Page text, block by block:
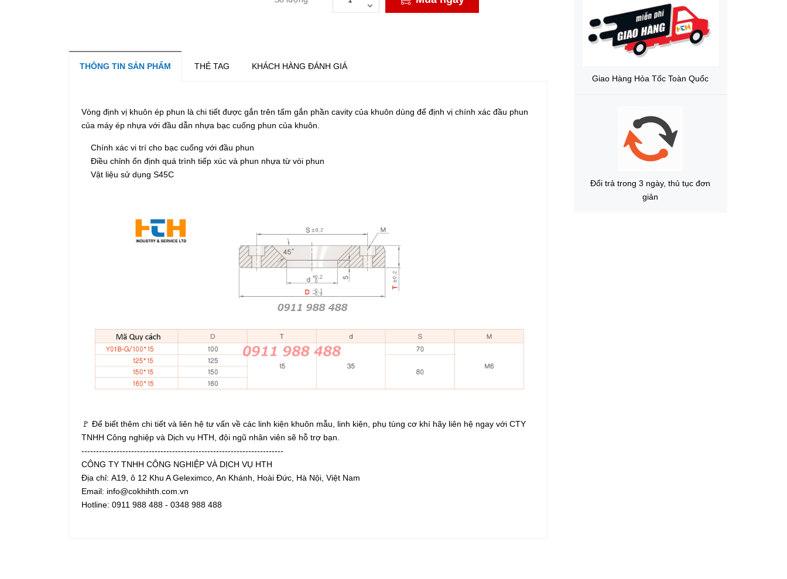
THÔNG TIN SẢN PHẨM THẺ TAG KHÁCH HÀNG ĐÁNH GIÁ
Vòng định vị khuôn ép phun là chi tiết được gắn trên tấm gắn phần cavity của khuôn dùng để định vị chính xác đầu phun
của máy ép nhựa với đầu dẫn nhựa bạc cuống phun của khuôn.
Chính xác vi trí cho bạc cuống với đầu phun
Điều chỉnh ổn định quá trình tiếp xúc và phun nhựa từ vòi phun
Vật liệu sử dụng S45C
🚩 Để biết thêm chi tiết và liên hệ tư vấn về các linh kiện khuôn mẫu, linh kiện, phụ tùng cơ khí hãy liên hệ ngay với CTY
TNHH Công nghiệp và Dịch vụ HTH, đội ngũ nhân viên sẽ hỗ trợ bạn.
---------------------------------------------------------------------
CÔNG TY TNHH CÔNG NGHIỆP VÀ DỊCH VỤ HTH
Địa chỉ: A19, ô 12 Khu A Geleximco, An Khánh, Hoài Đức, Hà Nội, Việt Nam
Email: info@cokhihth.com.vn
Hotline: 0911 988 488 - 0348 988 488
Giao Hàng Hỏa Tốc Toàn Quốc
Đổi trả trong 3 ngày, thủ tục đơn
giản